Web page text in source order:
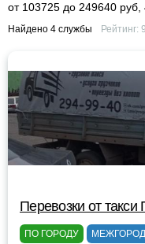
от 103725 до 249640 руб
Найдено 4 службы Рейтинг:
Перевозки от такси
ПО ГОРОДУ МЕЖГОРОД